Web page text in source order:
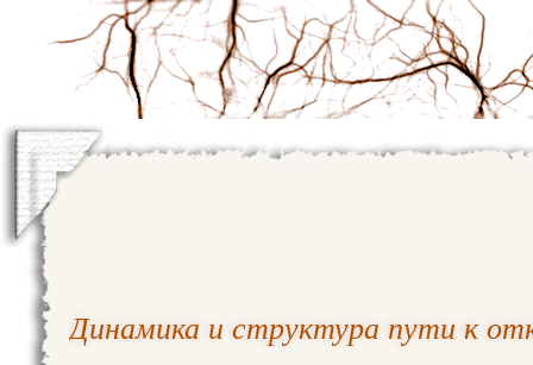
Динамика и структура пути к